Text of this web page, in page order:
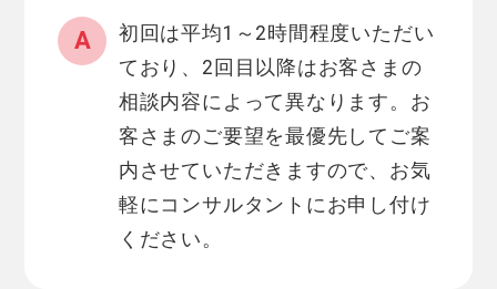
初回は平均1～2時間程度いただい
ており、2回目以降はお客さまの
相談内容によって異なります。お
客さまのご要望を最優先してご案
内させていただきますので、お気
軽にコンサルタントにお申し付け
ください。